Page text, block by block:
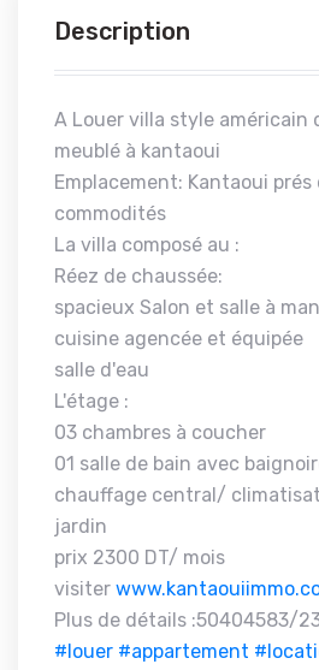
Description
A Louer villa style américain
meublé à kantaoui
Emplacement: Kantaoui prés
commodités
La villa composé au :
Réez de chaussée:
spacieux Salon et salle à
cuisine agencée et équipée
salle d'eau
L'étage :
03 chambres à coucher
01 salle de bain avec
chauffage central/
jardin
prix 2300 DT/ mois
visiter
Plus de détails :50404583/
#louer #appartement